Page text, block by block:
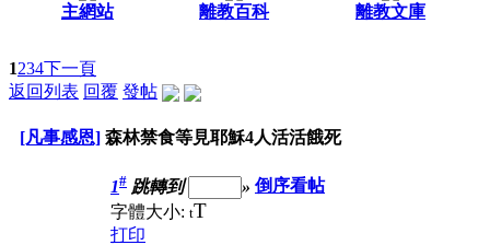
主網站 離教百科 離教文庫
1234下一頁
返回列表 回覆 發帖
[凡事感恩] 森林禁食等見耶穌4人活活餓死
1# 跳轉到 » 倒序看帖
字體大小: tT
打印